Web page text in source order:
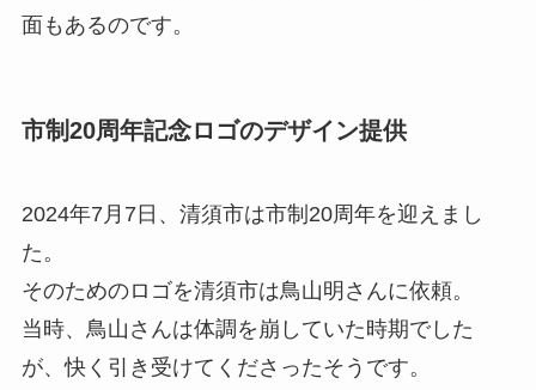
面もあるのです。
市制20周年記念ロゴのデザイン提供
2024年7月7日、清須市は市制20周年を迎えまし
た。
そのためのロゴを清須市は鳥山明さんに依頼。
当時、鳥山さんは体調を崩していた時期でした
が、快く引き受けてくださったそうです。